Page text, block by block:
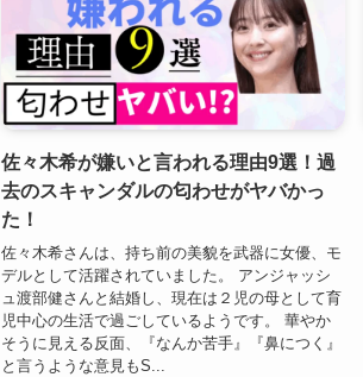
佐々木希が嫌いと言われる理由9選！過
去のスキャンダルの匂わせがヤバかっ
た！
佐々木希さんは、持ち前の美貌を武器に女優、モ
デルとして活躍されていました。 アンジャッシ
ュ渡部健さんと結婚し、現在は２児の母として育
児中心の生活で過ごしているようです。 華やか
そうに見える反面、『なんか苦手』『鼻につく』
と言うような意見もS...